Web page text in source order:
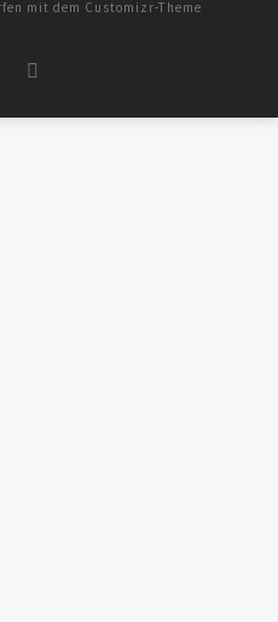
mit dem Customizr-Theme